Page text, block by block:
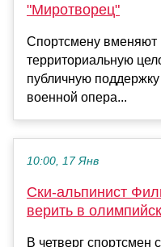
"Миротворец"
Спортсмену вменяют
территориальную
публичную
военной опера...
10:00, 17 Янв
Ски-альпинист
верить в
В четверг спортсмен